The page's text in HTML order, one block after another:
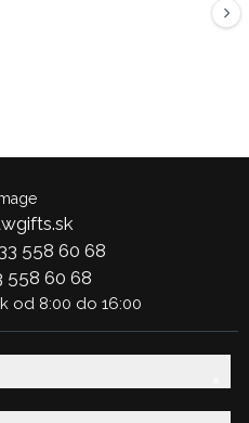
558 60 68
558 60 68
od 8:00 do 16:00